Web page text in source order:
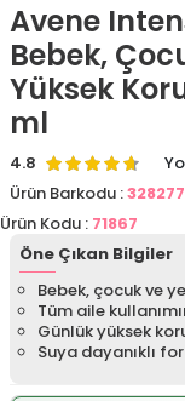
Avene
Bebek,
Yüksek
ml
4.8
Ürün Barkodu :
Ürün Kodu : 71867
Öne Çıkan Bilgiler
Bebek, çocuk ve
Tüm aile
Günlük yüksek
Suya dayanıklı